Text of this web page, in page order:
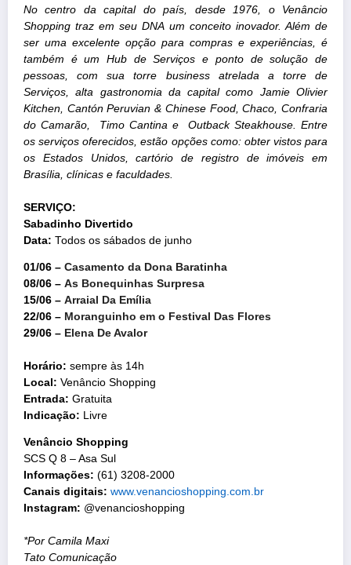
No centro da capital do país, desde 1976, o Venâncio
Shopping traz em seu DNA um conceito inovador. Além de
ser uma excelente opção para compras e experiências, é
também é um Hub de Serviços e ponto de solução de
pessoas, com sua torre business atrelada a torre de
Serviços, alta gastronomia da capital como Jamie Olivier
Kitchen, Cantón Peruvian & Chinese Food, Chaco, Confraria
do Camarão, Timo Cantina e Outback Steakhouse. Entre
os serviços oferecidos, estão opções como: obter vistos para
os Estados Unidos, cartório de registro de imóveis em
Brasília, clínicas e faculdades.
SERVIÇO:
Sabadinho Divertido
Data: Todos os sábados de junho
01/06 – Casamento da Dona Baratinha
08/06 – As Bonequinhas Surpresa
15/06 – Arraial Da Emília
22/06 – Moranguinho em o Festival Das Flores
29/06 – Elena De Avalor
Horário: sempre às 14h
Local: Venâncio Shopping
Entrada: Gratuita
Indicação: Livre
Venâncio Shopping
SCS Q 8 – Asa Sul
Informações: (61) 3208-2000
Canais digitais: www.venancioshopping.com.br
Instagram: @venancioshopping
*Por Camila Maxi
Tato Comunicação